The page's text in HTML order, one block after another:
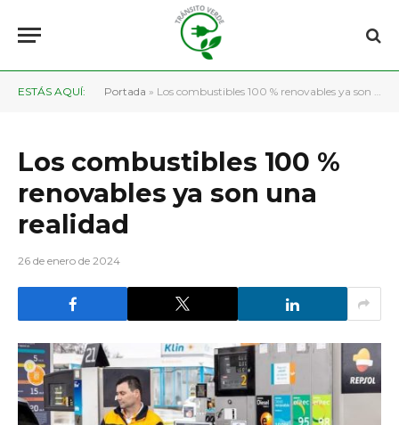
ESTÁS AQUÍ: Portada » Los combustibles 100 % renovables ya son una realidad
Los combustibles 100 %
renovables ya son una
realidad
26 de enero de 2024